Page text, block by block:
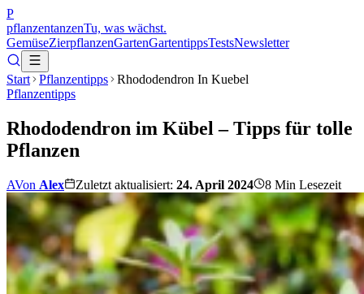
P
pflanzentanzenTu, was wächst.
GemüseZierpflanzenGartenGartentippsTestsNewsletter
Start Pflanzentipps
Rhododendron In Kuebel
Pflanzentipps
Rhododendron im Kübel – Tipps für tolle
Pflanzen
AVon Alex Zuletzt aktualisiert: 24. April 2024 8 Min Lesezeit